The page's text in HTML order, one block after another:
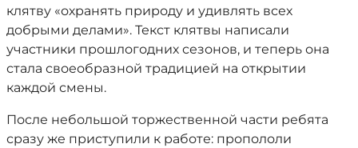
клятву «охранять природу и удивлять всех
добрыми делами». Текст клятвы написали
участники прошлогодних сезонов, и теперь она
стала своеобразной традицией на открытии
каждой смены.
После небольшой торжественной части ребята
сразу же приступили к работе: пропололи